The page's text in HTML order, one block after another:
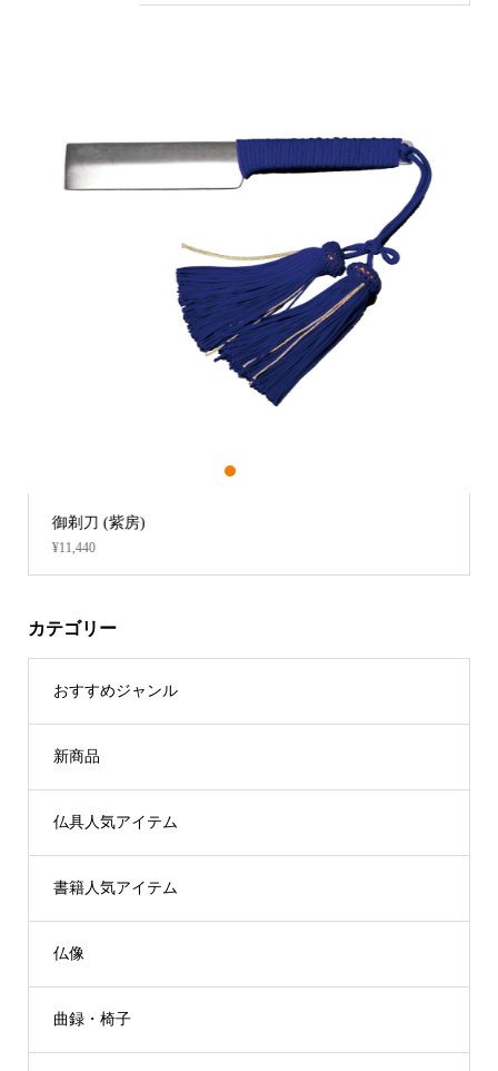
額受金具（1対 / ビス付）【 金メッキ仕上 】
¥36,080 ～ ¥95,040
1
カテゴリー
おすすめジャンル
新商品
仏具人気アイテム
書籍人気アイテム
仏像
曲録・椅子